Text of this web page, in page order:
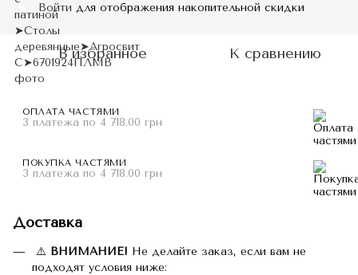
Войти для отображения накопительной скидки
В избранное К сравнению
ОПЛАТА ЧАСТЯМИ
3 платежа по 4 718.00 грн
ПОКУПКА ЧАСТЯМИ
3 платежа по 4 718.00 грн
Доставка
⚠️ ВНИМАНИЕ! Не делайте заказ, если вам не
подходят условия ниже: